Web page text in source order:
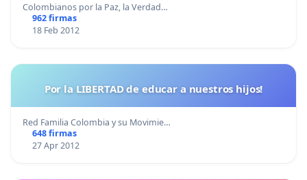
Colombianos por la Paz, la Verdad…
962 firmas
18 Feb 2012
Por la LIBERTAD de educar a nuestros hijos!
Red Familia Colombia y su Movimie…
648 firmas
27 Apr 2012